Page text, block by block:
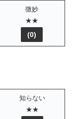
微妙
★★
(0)
知らない
★★